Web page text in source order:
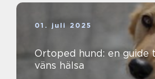
01. juli 2025
Ortoped hund: en
väns hälsa